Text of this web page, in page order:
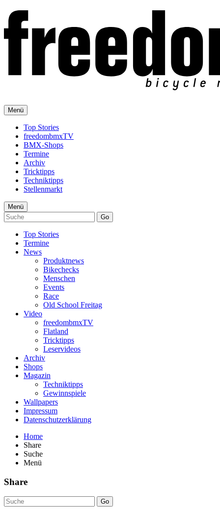
Menü
Top Stories
freedombmxTV
BMX-Shops
Termine
Archiv
Tricktipps
Techniktipps
Stellenmarkt
Menü
Go
Top Stories
Termine
News
Produktnews
Bikechecks
Menschen
Events
Race
Old School Freitag
Video
freedombmxTV
Flatland
Tricktipps
Leservideos
Archiv
Shops
Magazin
Techniktipps
Gewinnspiele
Wallpapers
Impressum
Datenschutzerklärung
Home
Share
Suche
Menü
Share
Go